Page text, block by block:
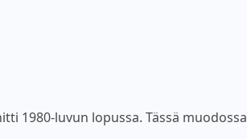
1980-luvun lopussa. Tässä muodossa